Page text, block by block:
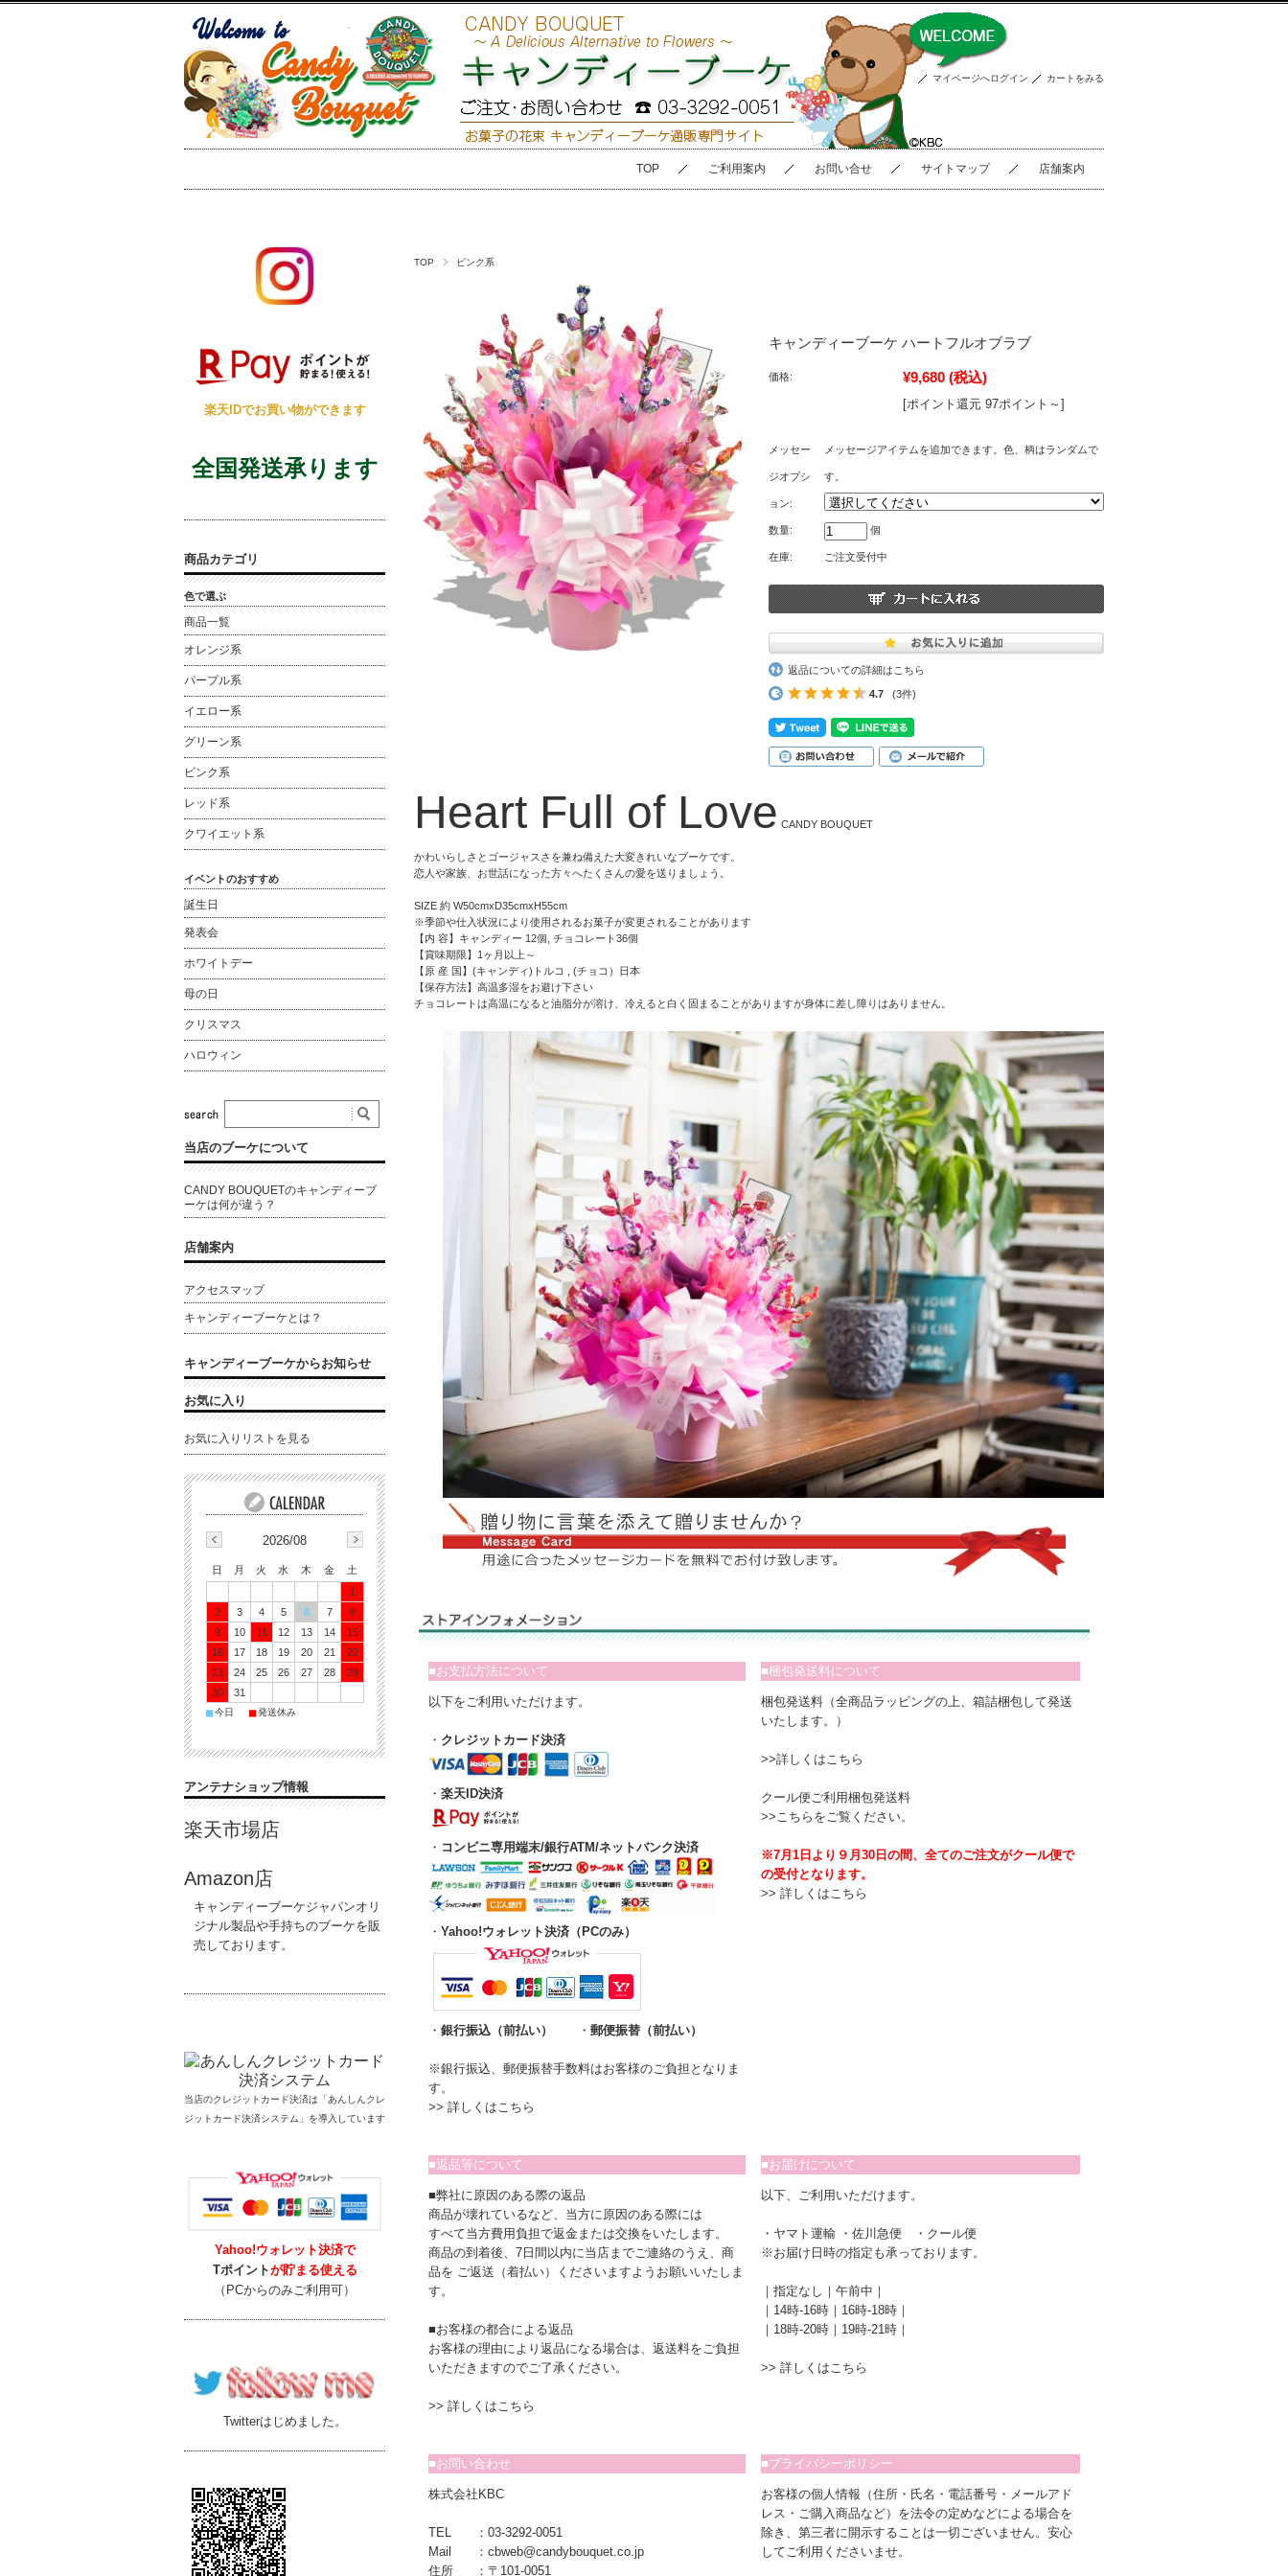
マイページへログイン カートをみる
TOP ご利用案内 お問い合せ サイトマップ 店舗案内
TOP ピンク系
キャンディーブーケ ハートフルオブラブ
価格: ¥9,680 (税込)
[ポイント還元 97ポイント～]
メッセー
ジオプシ
ョン:
メッセージアイテムを追加できます。色、柄はランダムで
す。
数量: 個
在庫: ご注文受付中
返品についての詳細はこちら
4.7 (3件)
Heart Full of Love CANDY BOUQUET
かわいらしさとゴージャスさを兼ね備えた大変きれいなブーケです。
恋人や家族、お世話になった方々へたくさんの愛を送りましょう。
SIZE 約 W50cmxD35cmxH55cm
※季節や仕入状況により使用されるお菓子が変更されることがあります
【内 容】キャンディー 12個, チョコレート36個
【賞味期限】1ヶ月以上～
【原 産 国】(キャンディ)トルコ , (チョコ）日本
【保存方法】高温多湿をお避け下さい
チョコレートは高温になると油脂分が溶け、冷えると白く固まることがありますが身体に差し障りはありません。
■お支払方法について ■梱包発送料について
以下をご利用いただけます。
・ クレジットカード決済
・ 楽天ID決済
・ コンビニ専用端末/銀行ATM/ネットバンク決済
・ Yahoo!ウォレット決済（PCのみ）
・ 銀行振込（前払い） ・ 郵便振替（前払い）
※銀行振込、郵便振替手数料はお客様のご負担となりま
す。
>> 詳しくはこちら
梱包発送料（全商品ラッピングの上、箱詰梱包して発送
いたします。）
>>詳しくはこちら
クール便ご利用梱包発送料
>> こちらをご覧ください。
※7月1日より９月30日の間、全てのご注文がクール便で
の受付となります。
>> 詳しくはこちら
■返品等について ■お届けについて
■弊社に原因のある際の返品
商品が壊れているなど、当方に原因のある際には
すべて当方費用負担で返金または交換をいたします。
商品の到着後、7日間以内に当店までご連絡のうえ、商
品を ご返送（着払い）くださいますようお願いいたしま
す。
■お客様の都合による返品
お客様の理由により返品になる場合は、返送料をご負担
いただきますのでご了承ください。
>> 詳しくはこちら
以下、ご利用いただけます。
・ヤマト運輸 ・佐川急便 ・クール便
※お届け日時の指定も承っております。
｜指定なし｜午前中｜
｜14時-16時｜16時-18時｜
｜18時-20時｜19時-21時｜
>> 詳しくはこちら
■お問い合わせ ■プライバシーポリシー
株式会社KBC
TEL ： 03-3292-0051
Mail
： cbweb@candybouquet.co.jp
住所
： 〒101-0051
お客様の個人情報（住所・氏名・電話番号・メールアド
レス・ご購入商品など）を法令の定めなどによる場合を
除き、第三者に開示することは一切ございません。安心
してご利用くださいませ。
楽天IDでお買い物ができます
全国発送承ります
商品カテゴリ
色で選ぶ
商品一覧
オレンジ系
パープル系
イエロー系
グリーン系
ピンク系
レッド系
クワイエット系
イベントのおすすめ
誕生日
発表会
ホワイトデー
母の日
クリスマス
ハロウィン
当店のブーケについて
CANDY BOUQUETのキャンディーブ
ーケは何が違う？
店舗案内
アクセスマップ
キャンディーブーケとは？
キャンディーブーケからお知らせ
お気に入り
お気に入りリストを見る
2026/08
日 月 火 水 木 金
土
1
2
3 4 5 6 7
8
9
10 11 12 13 14
15
16
17 18 19 20 21
22
23
24 25 26 27 28
29
30
31
■今日 ■発送休み
アンテナショップ情報
楽天市場店
Amazon店
キャンディーブーケジャパンオリ
ジナル製品や手持ちのブーケを販
売しております。
当店のクレジットカード決済は「あんしんクレ
ジットカード決済システム」を導入しています
Yahoo!ウォレット決済で
Tポイントが貯まる使える
（PCからのみご利用可）
Twitterはじめました。